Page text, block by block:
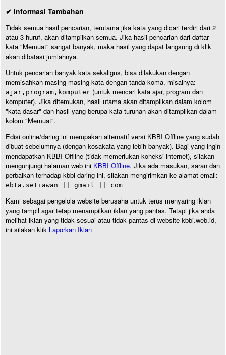
✔ Informasi Tambahan
Tidak semua hasil pencarian, terutama jika kata yang dicari terdiri dari 2
atau 3 huruf, akan ditampilkan semua. Jika hasil pencarian dari daftar
kata "Memuat" sangat banyak, maka hasil yang dapat langsung di klik
akan dibatasi jumlahnya.
Untuk pencarian banyak kata sekaligus, bisa dilakukan dengan
memisahkan masing-masing kata dengan tanda koma, misalnya:
ajar,program,komputer (untuk mencari kata ajar, program dan
komputer). Jika ditemukan, hasil utama akan ditampilkan dalam kolom
"kata dasar" dan hasil yang berupa kata turunan akan ditampilkan dalam
kolom "Memuat".
Edisi online/daring ini merupakan alternatif versi KBBI Offline yang sudah
dibuat sebelumnya (dengan kosakata yang lebih banyak). Bagi yang ingin
mendapatkan KBBI Offline (tidak memerlukan koneksi internet), silakan
mengunjungi halaman web ini KBBI Offline. Jika ada masukan, saran dan
perbaikan terhadap kbbi daring ini, silakan mengirimkan ke alamat email:
ebta.setiawan || gmail || com
Kami sebagai pengelola website berusaha untuk terus menyaring iklan
yang tampil agar tetap menampilkan iklan yang pantas. Tetapi jika anda
melihat iklan yang tidak sesuai atau tidak pantas di website kbbi.web.id,
ini silakan klik Laporkan Iklan